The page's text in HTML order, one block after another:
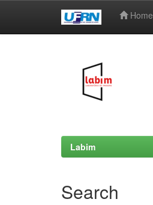
Home
Labim
Search